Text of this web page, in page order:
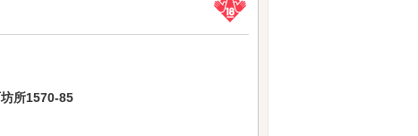
所1570-85